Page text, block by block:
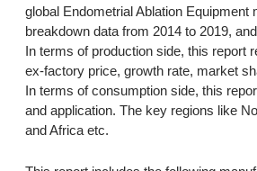
global Endometrial Ablation
breakdown data from 2014 to 2019,
In terms of production side, this report
ex-factory price, growth rate, market
In terms of consumption side, this
and application. The key regions like
and Africa etc.